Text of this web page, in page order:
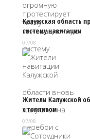
Калужская область
систему навигации
07/08
Жители Калужской
с топливом
07/08